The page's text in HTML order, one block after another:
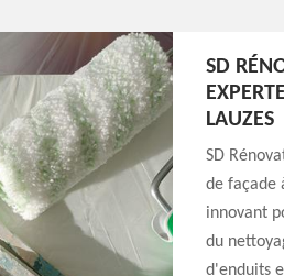
SD
LAUZES
SD
de façade
innovant
du
d'enduits